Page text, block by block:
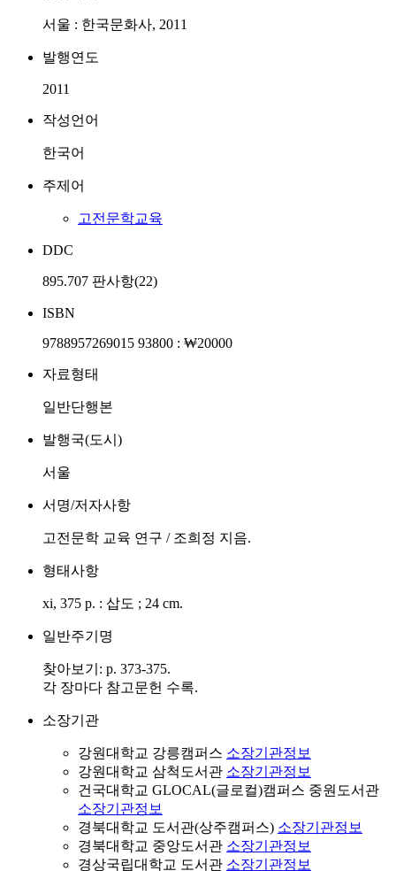
서울 : 한국문화사, 2011
발행연도
2011
작성언어
한국어
주제어
고전문학교육
DDC
895.707 판사항(22)
ISBN
9788957269015 93800 : ₩20000
자료형태
일반단행본
발행국(도시)
서울
서명/저자사항
고전문학 교육 연구 / 조희정 지음.
형태사항
xi, 375 p. : 삽도 ; 24 cm.
일반주기명
찾아보기: p. 373-375.
각 장마다 참고문헌 수록.
소장기관
강원대학교 강릉캠퍼스 소장기관정보
강원대학교 삼척도서관 소장기관정보
건국대학교 GLOCAL(글로컬)캠퍼스 중원도서관
소장기관정보
경북대학교 도서관(상주캠퍼스) 소장기관정보
경북대학교 중앙도서관 소장기관정보
경상국립대학교 도서관 소장기관정보